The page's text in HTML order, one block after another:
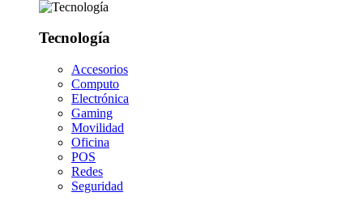
Tecnología
Accesorios
Computo
Electrónica
Gaming
Movilidad
Oficina
POS
Redes
Seguridad